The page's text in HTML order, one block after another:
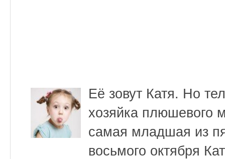
Её зовут Катя. Но
хозяйка плюшевого
самая младшая из
восьмого октября